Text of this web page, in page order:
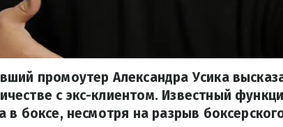
промоутер Александра Усика
с экс-клиентом. Известный
в боксе, несмотря на разрыв